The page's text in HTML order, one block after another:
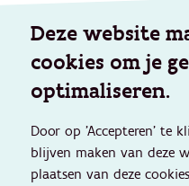
Deze website
cookies om je
optimaliseren.
Door op 'Accepteren' te
blijven maken van deze
plaatsen van deze